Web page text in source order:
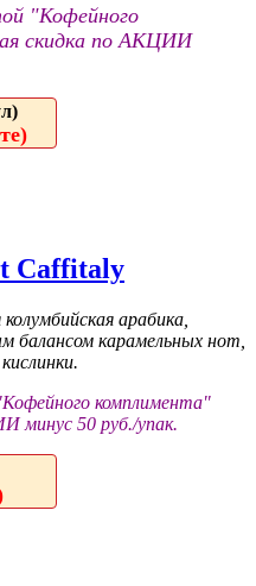
"Кофейного
скидка по АКЦИИ
Caffitaly
арабика,
балансом карамельных нот,
комплимента"
минус 50 руб./упак.